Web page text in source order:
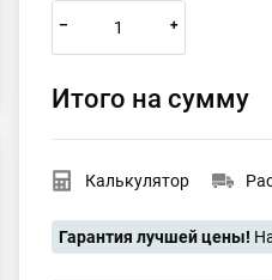
– +
Итого на сумму
Калькулятор
Гарантия лучшей цены!